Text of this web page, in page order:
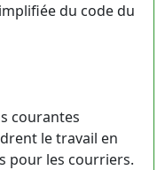
du code du
courantes
le travail en
pour les courriers.